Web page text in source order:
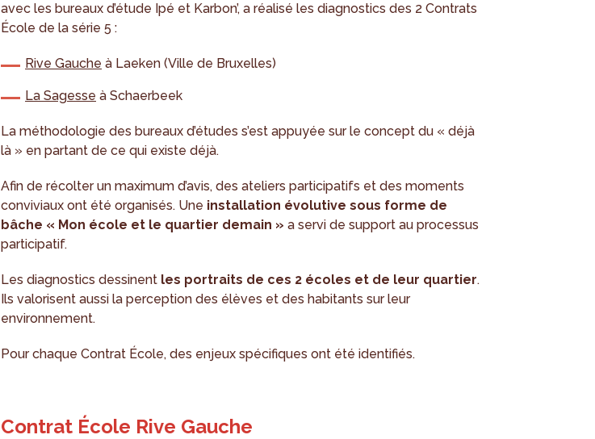
avec les bureaux d’étude Ipé et Karbon’, a réalisé les diagnostics des 2 Contrats
École de la série 5 :
Rive Gauche à Laeken (Ville de Bruxelles)
La Sagesse à Schaerbeek
La méthodologie des bureaux d’études s’est appuyée sur le concept du « déjà
là » en partant de ce qui existe déjà.
Afin de récolter un maximum d’avis, des ateliers participatifs et des moments
conviviaux ont été organisés. Une installation évolutive sous forme de
bâche « Mon école et le quartier demain » a servi de support au processus
participatif.
Les diagnostics dessinent les portraits de ces 2 écoles et de leur quartier.
Ils valorisent aussi la perception des élèves et des habitants sur leur
environnement.
Pour chaque Contrat École, des enjeux spécifiques ont été identifiés.
Contrat École Rive Gauche